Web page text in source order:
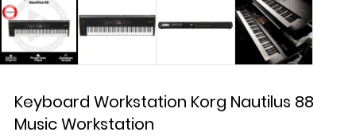
Keyboard Workstation Korg Nautilus 88
Music Workstation